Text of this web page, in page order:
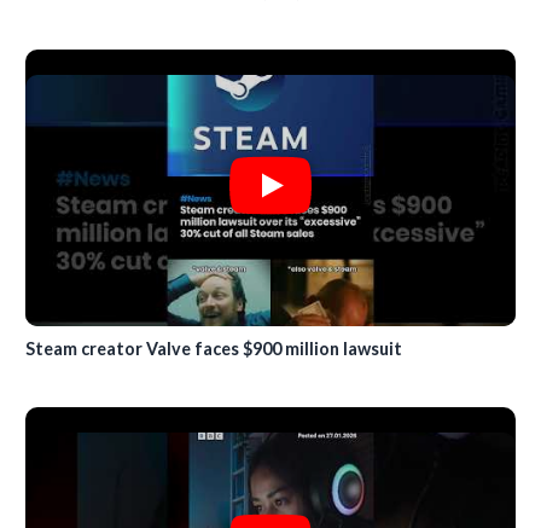
Steam creator Valve faces $900 million lawsuit